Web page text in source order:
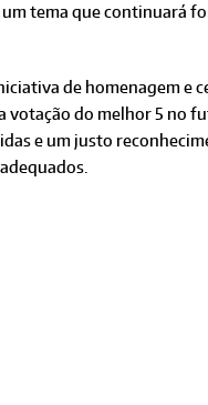
tema que continuará
de homenagem
do melhor 5 no
e um justo